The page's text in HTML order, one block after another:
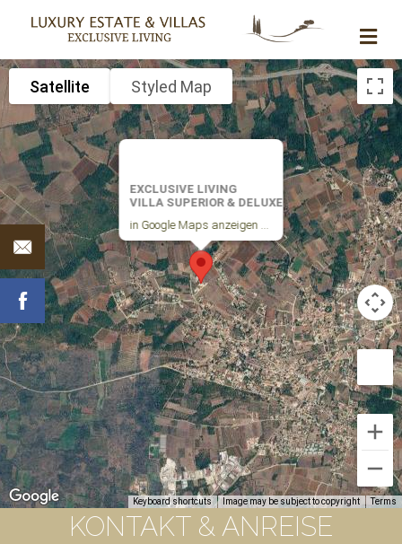
EXCLUSIVE LIVING
VILLA SUPERIOR & DELUXE
in Google Maps anzeigen ...
Satellite Styled Map
Keyboard shortcuts Image may be subject to copyright Terms
KONTAKT & ANREISE